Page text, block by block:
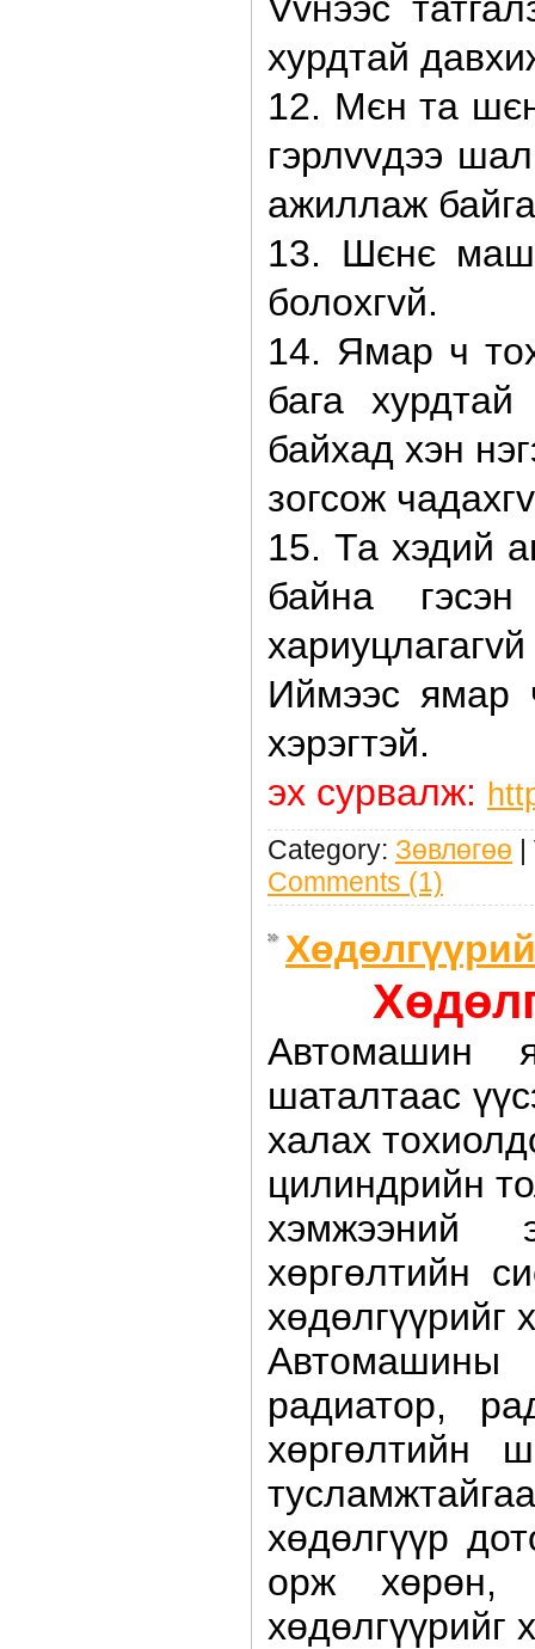
хурдтай
12. Мєн та
гэрлvvдээ
ажиллаж
13. Шєнє
болохгvй.
14. Ямар ч
бага
байхад хэн
зогсож
15. Та хэдий
байна
Иймээс ямар
хэрэгтэй.
эх сурвалж:
Category: Зөвлөгөө |
Comments (1)
Автомашин
шаталтаас
халах
цилиндрийн
хэмжээний
хөргөлтийн
хөдөлгүүрийг
Автомашины
радиатор,
хөргөлтийн
хөдөлгүүр
орж хөрөн,
хөдөлгүүрийг